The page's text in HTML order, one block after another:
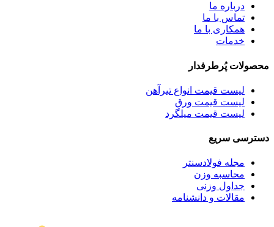
درباره ما
تماس با ما
همکاری با ما
خدمات
محصولات پُرطرفدار
لیست قیمت انواع تیرآهن
لیست قیمت ورق
لیست قیمت میلگرد
دسترسی سریع
مجله فولادسنتر
محاسبه وزن
جداول وزنی
مقالات و دانشنامه